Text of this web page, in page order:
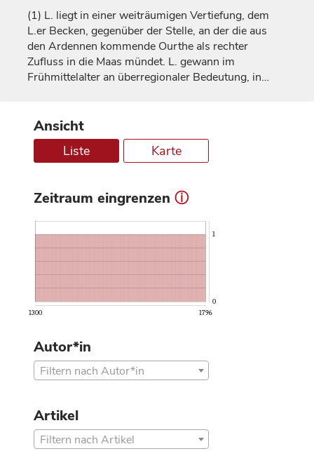
(1) L. liegt in einer weiträumigen Vertiefung, dem
L.er Becken, gegenüber der Stelle, an der die aus
den Ardennen kommende Ourthe als rechter
Zufluss in die Maas mündet. L. gewann im
Frühmittelalter an überregionaler Bedeutung, in…
Ansicht
Liste Karte
Zeitraum eingrenzen ⓘ
1300 1796
0
1
Autor*in
Filtern nach Autor*in
Artikel
Filtern nach Artikel